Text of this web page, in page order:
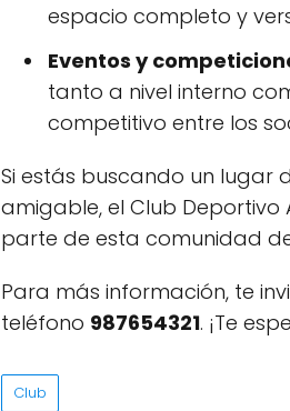
espacio completo y
Eventos y
tanto a nivel interno
competitivo entre los
Si estás buscando un
amigable, el Club
parte de esta comunidad
Para más información, te
teléfono 987654321. ¡Te
Club